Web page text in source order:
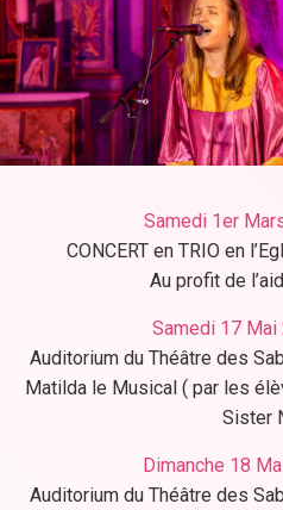
Samedi 1er
CONCERT en TRIO en
Au profit de
Samedi 17 Mai
Auditorium du Théâtre des
Matilda le Musical ( par les
Sister
Dimanche 18
Auditorium du Théâtre des